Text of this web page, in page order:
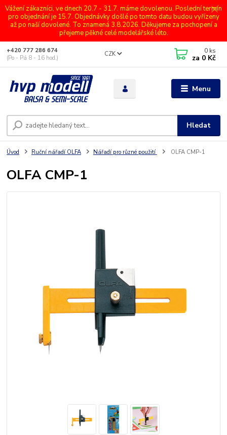
Vážení zákazníci, ve dnech 20.7 - 31.7. máme dovolenou. Poslední termín
pro objednání je 15.7. Objednávky došlé po tomto datu budou vyřízeny
až po naší dovolené. To znamená 3.8.2026. Děkujeme za pochopení a
přejeme pěkné celé modelářské léto.
Menu
CZK
Hledat
+420 777 286 674
(Po - Pá 8 - 16 hod.)
0 ks
za 0 Kč
Úvod Ruční nářadí OLFA Nářadí pro různé použití OLFA CMP-1
OLFA CMP-1